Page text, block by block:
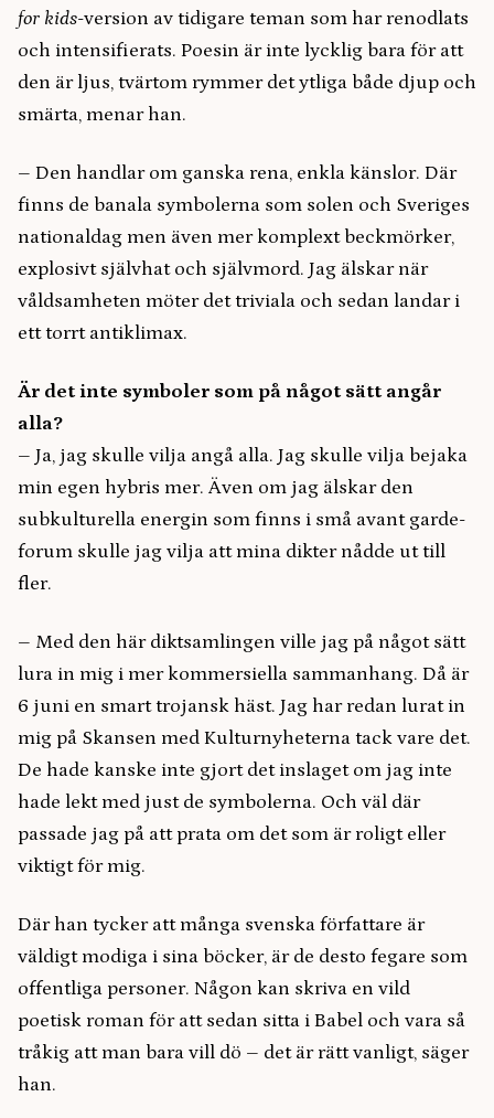
for kids-version av tidigare teman som har renodlats
och intensifierats. Poesin är inte lycklig bara för att
den är ljus, tvärtom rymmer det ytliga både djup och
smärta, menar han.
– Den handlar om ganska rena, enkla känslor. Där
finns de banala symbolerna som solen och Sveriges
nationaldag men även mer komplext beckmörker,
explosivt självhat och självmord. Jag älskar när
våldsamheten möter det triviala och sedan landar i
ett torrt antiklimax.
Är det inte symboler som på något sätt angår
alla?
– Ja, jag skulle vilja angå alla. Jag skulle vilja bejaka
min egen hybris mer. Även om jag älskar den
subkulturella energin som finns i små avant garde-
forum skulle jag vilja att mina dikter nådde ut till
fler.
– Med den här diktsamlingen ville jag på något sätt
lura in mig i mer kommersiella sammanhang. Då är
6 juni en smart trojansk häst. Jag har redan lurat in
mig på Skansen med Kulturnyheterna tack vare det.
De hade kanske inte gjort det inslaget om jag inte
hade lekt med just de symbolerna. Och väl där
passade jag på att prata om det som är roligt eller
viktigt för mig.
Där han tycker att många svenska författare är
väldigt modiga i sina böcker, är de desto fegare som
offentliga personer. Någon kan skriva en vild
poetisk roman för att sedan sitta i Babel och vara så
tråkig att man bara vill dö – det är rätt vanligt, säger
han.